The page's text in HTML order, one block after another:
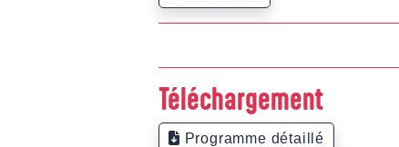
Téléchargement
Programme détaillé